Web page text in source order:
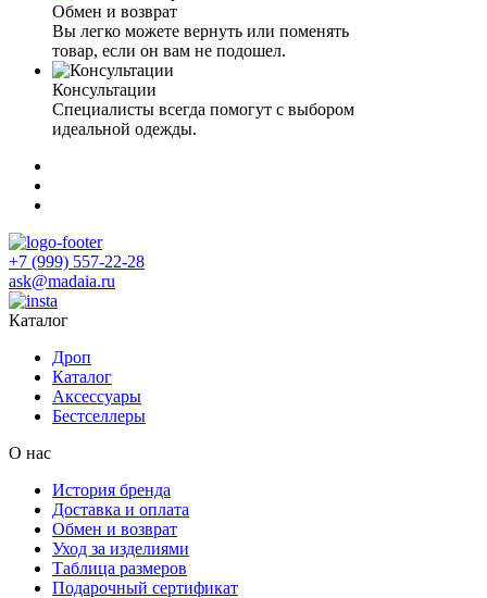
Обмен и возврат
Вы легко можете вернуть или поменять
товар, если он вам не подошел.
Консультации
Специалисты всегда помогут с выбором
идеальной одежды.
+7 (999) 557-22-28
ask@madaia.ru
Каталог
Дроп
Каталог
Аксессуары
Бестселлеры
О нас
История бренда
Доставка и оплата
Обмен и возврат
Уход за изделиями
Таблица размеров
Подарочный сертификат